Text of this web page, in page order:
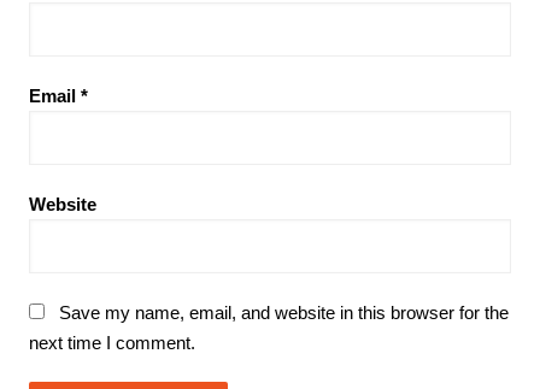
Email *
Website
Save my name, email, and website in this browser for the
next time I comment.